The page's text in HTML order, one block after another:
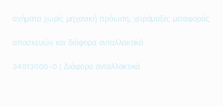
οχήματα χωρίς μηχανική πρόωση, χειράμαξες μεταφοράς
αποσκευών και διάφορα ανταλλακτικά
34913000-0 | Διάφορα ανταλλακτικά